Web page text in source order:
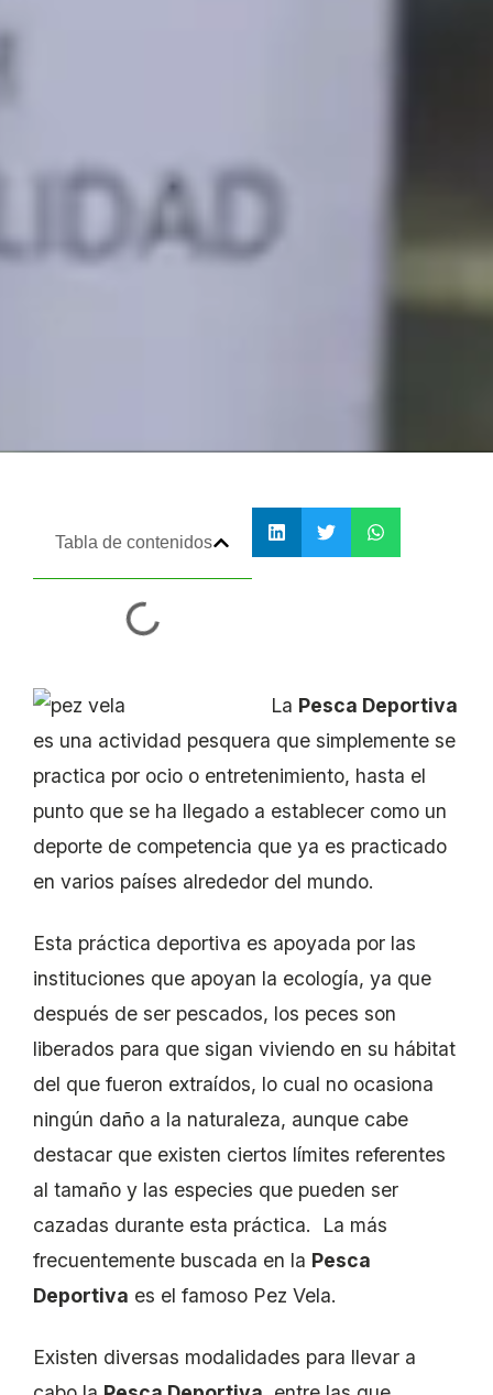
Tabla de contenidos
La Pesca Deportiva
es una actividad pesquera que simplemente se
practica por ocio o entretenimiento, hasta el
punto que se ha llegado a establecer como un
deporte de competencia que ya es practicado
en varios países alrededor del mundo.
Esta práctica deportiva es apoyada por las
instituciones que apoyan la ecología, ya que
después de ser pescados, los peces son
liberados para que sigan viviendo en su hábitat
del que fueron extraídos, lo cual no ocasiona
ningún daño a la naturaleza, aunque cabe
destacar que existen ciertos límites referentes
al tamaño y las especies que pueden ser
cazadas durante esta práctica. La más
frecuentemente buscada en la Pesca
Deportiva es el famoso Pez Vela.
Existen diversas modalidades para llevar a